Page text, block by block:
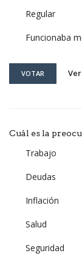
Regular
Funcionaba
VOTAR
Cuál es la
Trabajo
Deudas
Inflación
Salud
Seguridad